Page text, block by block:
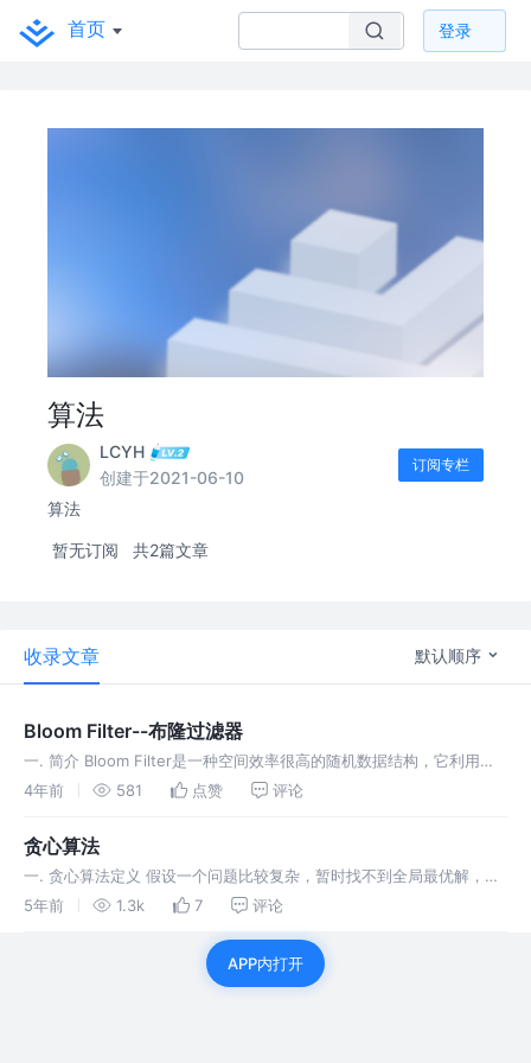
首页 登录
算法
LCYH
创建于2021-06-10
订阅专栏
算法
暂无订阅 共2篇文章
收录文章 默认顺序
Bloom Filter--布隆过滤器
一. 简介 Bloom Filter是一种空间效率很高的随机数据结构，它利用位
数组很简洁地表示一个集合，并能判断一个元素是否属于这个集合。
4年前 581 点赞 评论
贪心算法
一. 贪心算法定义 假设一个问题比较复杂，暂时找不到全局最优解，那
么我们可以考虑把原问题拆成几个小问题，分别求每个小问题的最优
5年前 1.3k 7 评论
APP内打开